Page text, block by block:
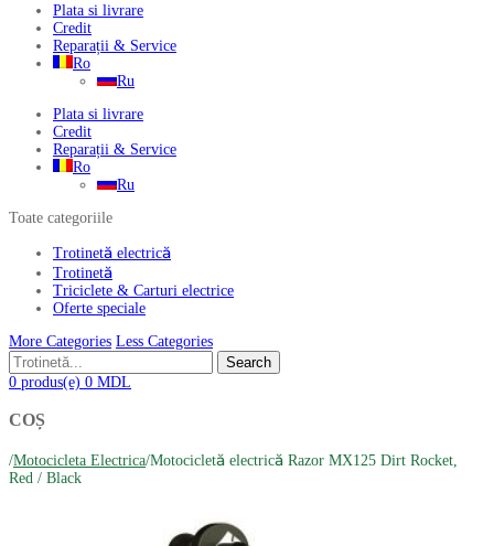
Plata si livrare
Credit
Reparații & Service
Ro
Ru
Plata si livrare
Credit
Reparații & Service
Ro
Ru
Toate categoriile
Trotinetă electrică
Trotinetă
Triciclete & Carturi electrice
Oferte speciale
More Categories Less Categories
Search
0 produs(e) 0 MDL
COȘ
/Motocicleta Electrica/Motocicletă electrică Razor MX125 Dirt Rocket,
Red / Black